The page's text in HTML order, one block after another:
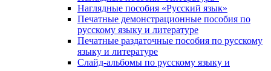
Наглядные пособия «Русский язык»
Печатные демонстрационные пособия по
русскому языку и литературе
Печатные раздаточные пособия по русскому
языку и литературе
Слайд-альбомы по русскому языку и